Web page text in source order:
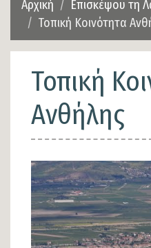
Αρχική Επισκέψου τη
Τοπική Κοινότητα
Τοπική
Ανθήλης
Εικόνα
Εικόνα